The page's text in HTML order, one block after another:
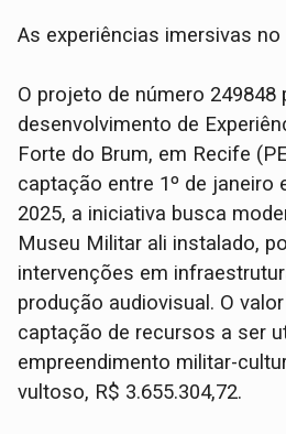
As experiências imersivas
O projeto de número 249848
desenvolvimento de
Forte do Brum, em Recife
captação entre 1º de janeiro
2025, a iniciativa busca
Museu Militar ali instalado,
intervenções em
produção audiovisual. O
captação de recursos a ser
empreendimento militar-
vultoso, R$ 3.655.304,72.